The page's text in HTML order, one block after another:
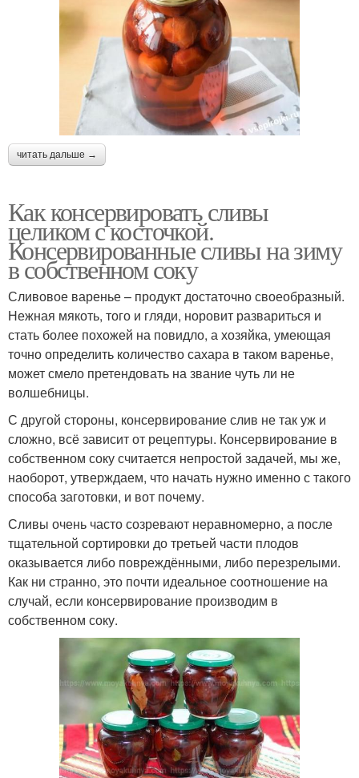
читать дальше →
Как консервировать сливы
целиком с косточкой.
Консервированные сливы на зиму
в собственном соку
Сливовое варенье – продукт достаточно своеобразный.
Нежная мякоть, того и гляди, норовит развариться и
стать более похожей на повидло, а хозяйка, умеющая
точно определить количество сахара в таком варенье,
может смело претендовать на звание чуть ли не
волшебницы.
С другой стороны, консервирование слив не так уж и
сложно, всё зависит от рецептуры. Консервирование в
собственном соку считается непростой задачей, мы же,
наоборот, утверждаем, что начать нужно именно с такого
способа заготовки, и вот почему.
Сливы очень часто созревают неравномерно, а после
тщательной сортировки до третьей части плодов
оказывается либо повреждёнными, либо перезрелыми.
Как ни странно, это почти идеальное соотношение на
случай, если консервирование производим в
собственном соку.